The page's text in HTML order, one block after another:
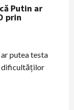
Putin ar
prin
putea testa
dificultăţilor